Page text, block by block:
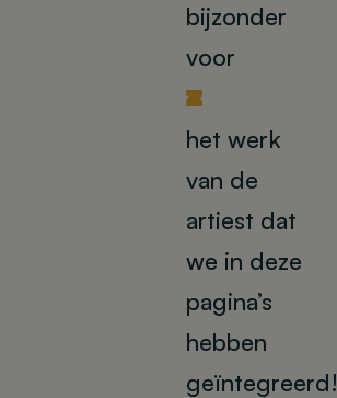
bijzonder
voor
U
het werk
van de
artiest dat
we in deze
pagina’s
hebben
geïntegreerd!